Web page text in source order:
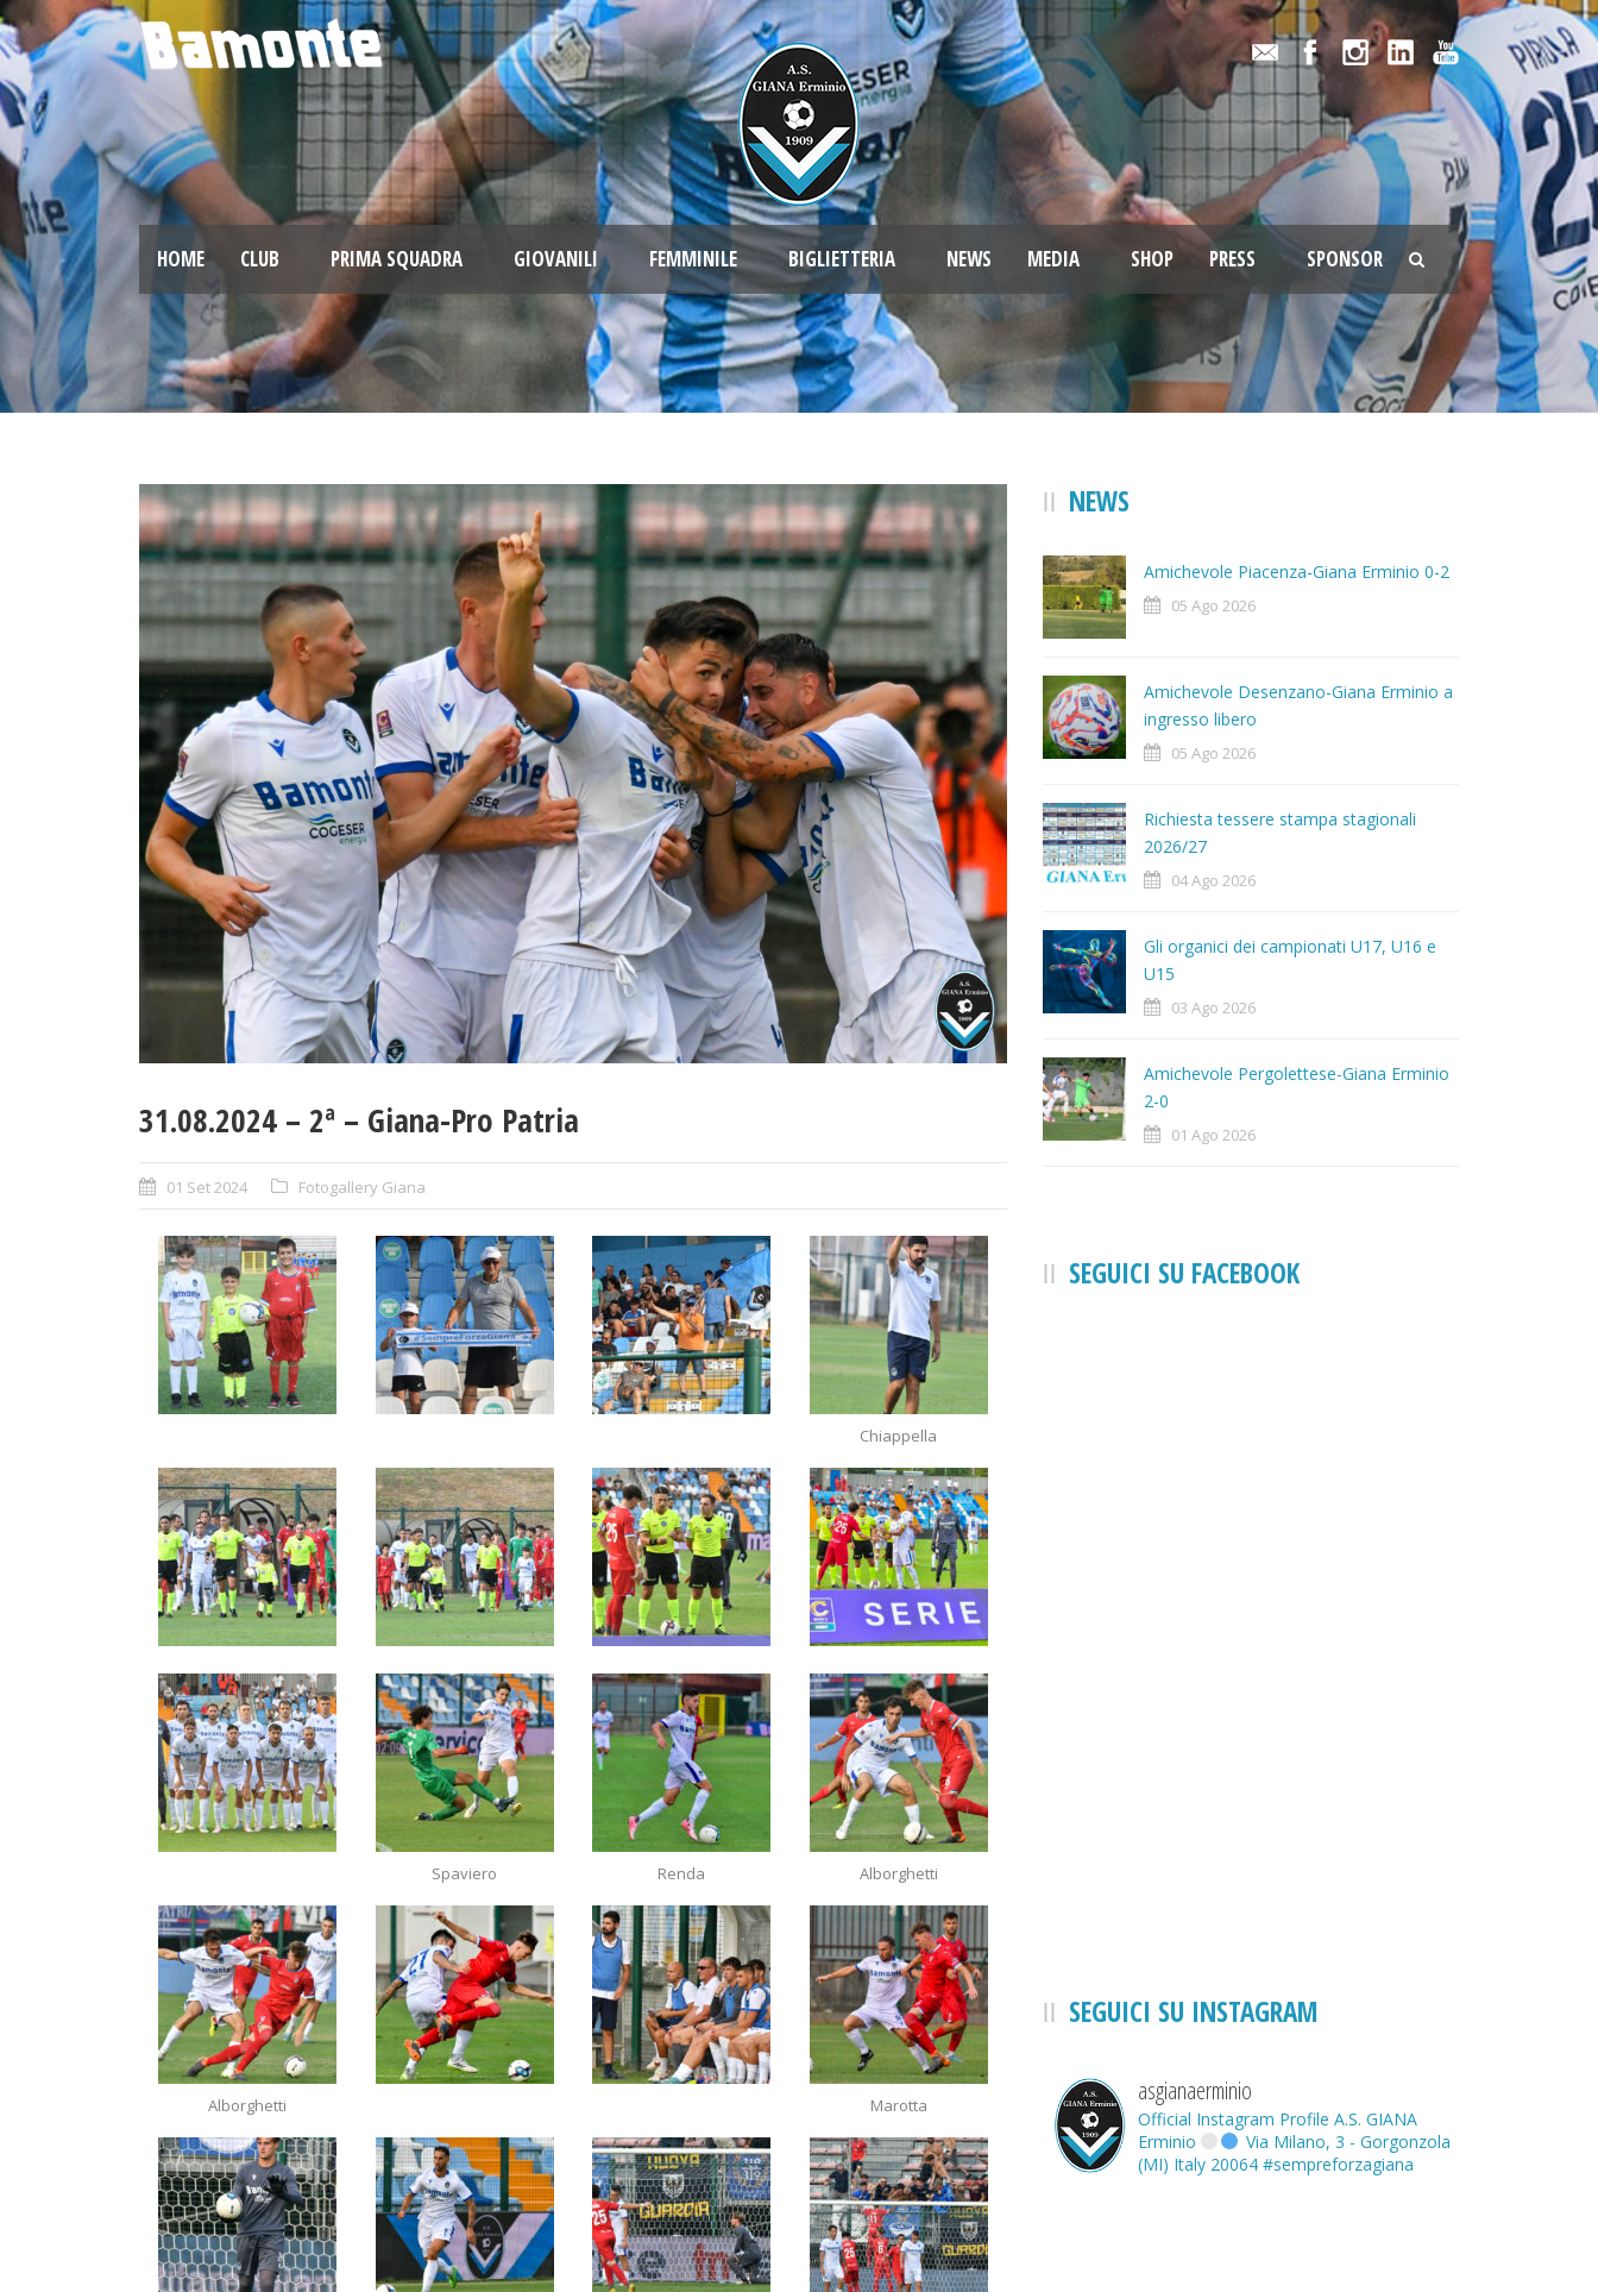
HOME CLUB PRIMA SQUADRA GIOVANILI FEMMINILE BIGLIETTERIA NEWS MEDIA SHOP PRESS SPONSOR
31.08.2024 – 2ª – Giana-Pro Patria
01 Set 2024 Fotogallery Giana
Chiappella
Spaviero Renda Alborghetti
Alborghetti Marotta
NEWS
Amichevole Piacenza-Giana Erminio 0-2
05 Ago 2026
Amichevole Desenzano-Giana Erminio a
ingresso libero
05 Ago 2026
Richiesta tessere stampa stagionali
2026/27
04 Ago 2026
Gli organici dei campionati U17, U16 e
U15
03 Ago 2026
Amichevole Pergolettese-Giana Erminio
2-0
01 Ago 2026
SEGUICI SU FACEBOOK
SEGUICI SU INSTAGRAM
asgianaerminio
Official Instagram Profile A.S. GIANA
Erminio
Via Milano, 3 - Gorgonzola
(MI) Italy 20064 #sempreforzagiana